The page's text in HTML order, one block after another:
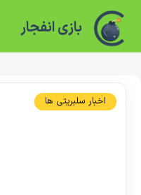
بازی انفجار
اخبار سلبریتی ها